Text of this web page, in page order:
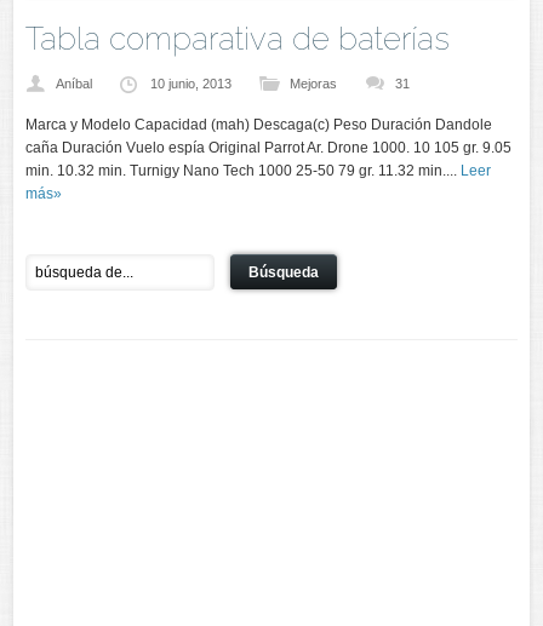
Tabla comparativa de baterías
Aníbal 10 junio, 2013 Mejoras 31
Marca y Modelo Capacidad (mah) Descaga(c) Peso Duración Dandole
caña Duración Vuelo espía Original Parrot Ar. Drone 1000. 10 105 gr. 9.05
min. 10.32 min. Turnigy Nano Tech 1000 25-50 79 gr. 11.32 min.... Leer
más»